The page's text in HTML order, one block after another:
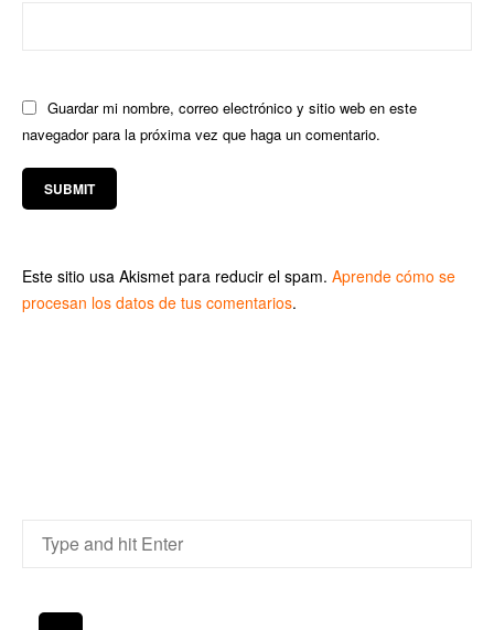
Guardar mi nombre, correo electrónico y sitio web en este
navegador para la próxima vez que haga un comentario.
Este sitio usa Akismet para reducir el spam. Aprende cómo se
procesan los datos de tus comentarios.